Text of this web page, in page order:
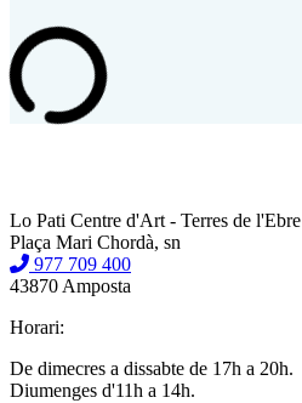
Lo Pati Centre d'Art - Terres de l'Ebre
Plaça Mari Chordà, sn
977 709 400
43870 Amposta
Horari:
De dimecres a dissabte de 17h a 20h.
Diumenges d'11h a 14h.